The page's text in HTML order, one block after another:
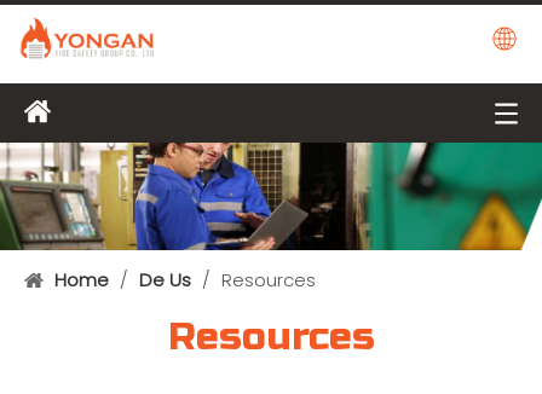
Home / De Us / Resources
Resources